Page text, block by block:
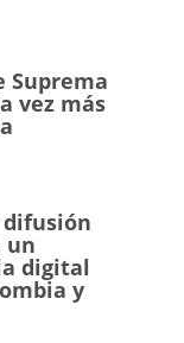
Suprema
vez más
difusión
un
digital
y